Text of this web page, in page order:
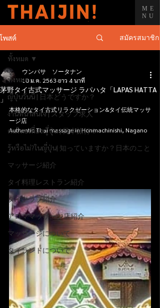
ME
NU
โพสต์ สมัครสมาชิก
ทั้งหมด
ญี่ปุ่นวันนี้ | 日本どうですか？
งานที่น่าสนใจ | スタッフ求人
คนไทยเที่ยวญี่ปุ่น | 日本旅行！
รู้หรือไม่?ในญี่ปุ่น| 知っていますか？日本のこと
マッサージ紹介
タイ料理レストラン紹介
タイクラブ紹介
アロママッサージ店紹介
マッサージについて
タイランドについて
ทั้งหมด
茅野タイ古式マッサージ ラパハタ「LAPAS HATTA
」
ウンパサ ソータナン
10 ม.ค. 2563 ยาว 4 นาที
本格的なタイ古式リラクゼーション&タイ伝統マッサ
ージ店
Authentic Thai massage in Honmachinishi, Nagano